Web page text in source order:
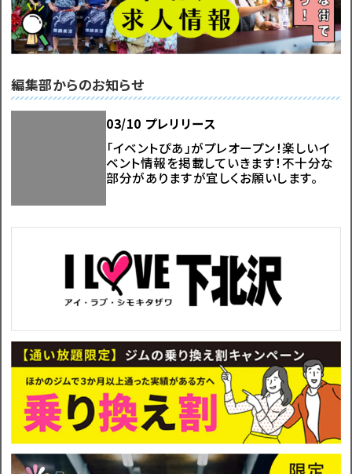
編集部からのお知らせ
03/10 プレリリース
「イベントぴあ」がプレオープン！楽しいイ
ベント情報を掲載していきます！不十分な
部分がありますが宜しくお願いします。